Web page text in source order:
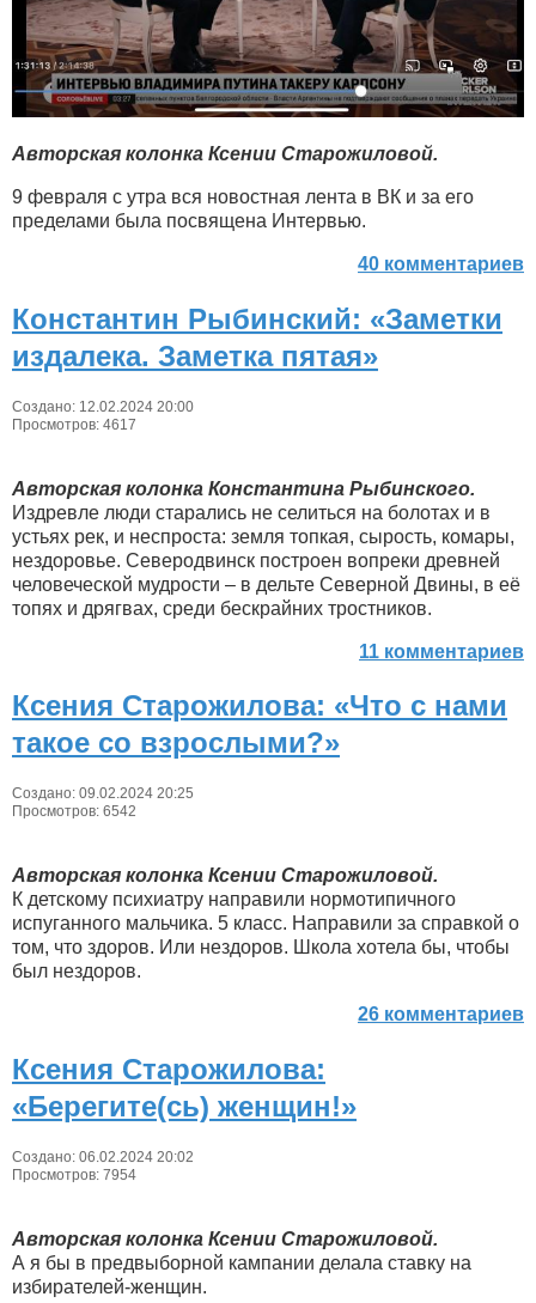
Авторская колонка Ксении Старожиловой.
9 февраля с утра вся новостная лента в ВК и за его
пределами была посвящена Интервью.
40 комментариев
Константин Рыбинский: «Заметки
издалека. Заметка пятая»
Создано: 12.02.2024 20:00
Просмотров: 4617
Авторская колонка Константина Рыбинского.
Издревле люди старались не селиться на болотах и в
устьях рек, и неспроста: земля топкая, сырость, комары,
нездоровье. Северодвинск построен вопреки древней
человеческой мудрости – в дельте Северной Двины, в её
топях и дрягвах, среди бескрайних тростников.
11 комментариев
Ксения Старожилова: «Что с нами
такое со взрослыми?»
Создано: 09.02.2024 20:25
Просмотров: 6542
Авторская колонка Ксении Старожиловой.
К детскому психиатру направили нормотипичного
испуганного мальчика. 5 класс. Направили за справкой о
том, что здоров. Или нездоров. Школа хотела бы, чтобы
был нездоров.
26 комментариев
Ксения Старожилова:
«Берегите(сь) женщин!»
Создано: 06.02.2024 20:02
Просмотров: 7954
Авторская колонка Ксении Старожиловой.
А я бы в предвыборной кампании делала ставку на
избирателей-женщин.